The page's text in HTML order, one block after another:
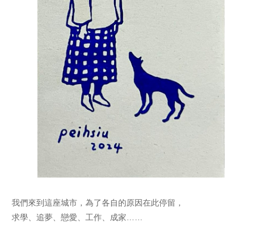
我們來到這座城市，為了各自的原因在此停留，
求學、追夢、戀愛、工作、成家……